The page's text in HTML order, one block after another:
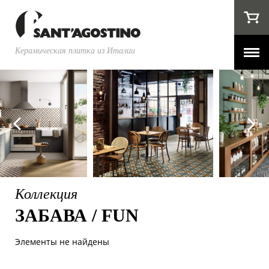
Керамическая плитка из Италии
Коллекция
ЗАБАВА / FUN
Элементы не найдены